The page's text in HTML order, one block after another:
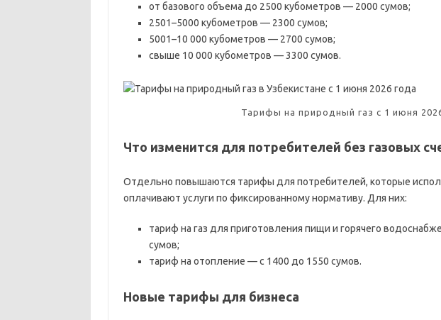
от базового объема до 2500 кубометров — 2000 сумов;
2501–5000 кубометров — 2300 сумов;
5001–10 000 кубометров — 2700 сумов;
свыше 10 000 кубометров — 3300 сумов.
Тарифы на природный газ с 1 июня
Что изменится для потребителей без газовых
Отдельно повышаются тарифы для потребителей, которые
оплачивают услуги по фиксированному нормативу. Для них:
тариф на газ для приготовления пищи и горячего
сумов;
тариф на отопление — с 1400 до 1550 сумов.
Новые тарифы для бизнеса